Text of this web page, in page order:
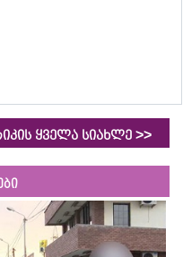
ყველა სიახლე >>